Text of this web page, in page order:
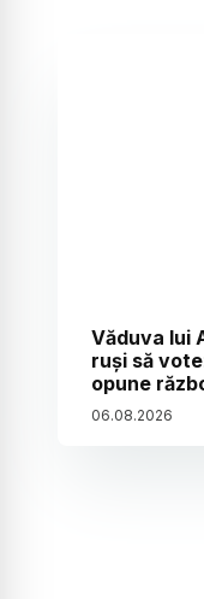
Văduva lui
ruși să
opune
06.08.2026